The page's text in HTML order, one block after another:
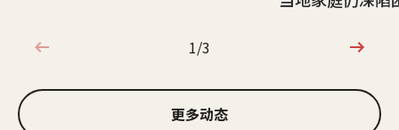
1/3
1/3
更多动态